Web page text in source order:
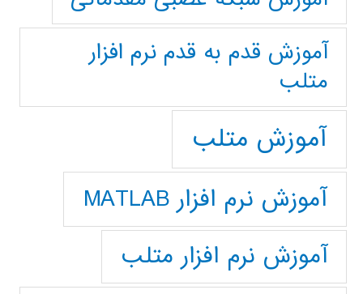
آموزش قدم به قدم نرم افزار
متلب
آموزش متلب
آموزش نرم افزار MATLAB
آموزش نرم افزار متلب